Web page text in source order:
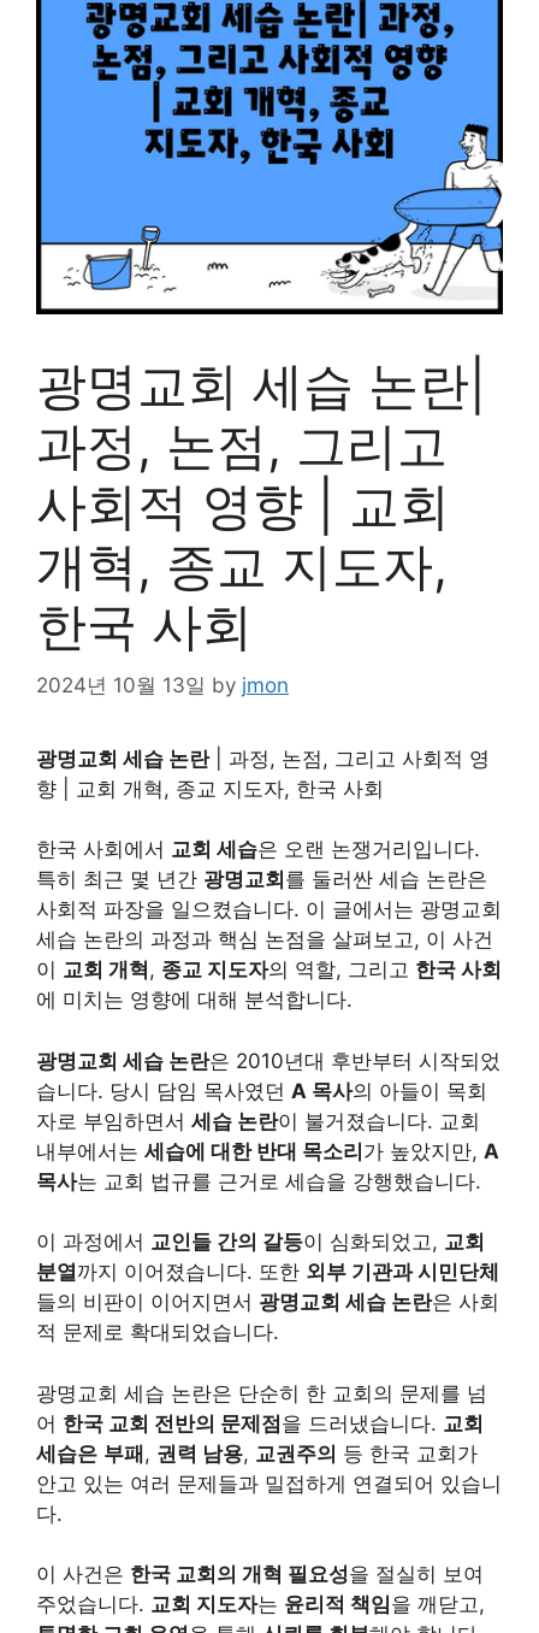
광명교회 세습 논란|
과정, 논점, 그리고
사회적 영향 | 교회
개혁, 종교 지도자,
한국 사회
2024년 10월 13일 by jmon
광명교회 세습 논란| 과정, 논점, 그리고 사회적 영
향 | 교회 개혁, 종교 지도자, 한국 사회
한국 사회에서 교회 세습은 오랜 논쟁거리입니다.
특히 최근 몇 년간 광명교회 를 둘러싼 세습 논란은
사회적 파장을 일으켰습니다. 이 글에서는 광명교회
세습 논란의 과정과 핵심 논점을 살펴보고, 이 사건
이 교회 개혁 , 종교 지도자의 역할, 그리고 한국 사회
에 미치는 영향에 대해 분석합니다.
광명교회 세습 논란은 2010년대 후반부터 시작되었
습니다. 당시 담임 목사였던 A 목사의 아들이 목회
자로 부임하면서 세습 논란이 불거졌습니다. 교회
내부에서는 세습에 대한 반대 목소리가 높았지만, A
목사는 교회 법규를 근거로 세습을 강행했습니다.
이 과정에서 교인들 간의 갈등이 심화되었고, 교회
분열까지 이어졌습니다. 또한 외부 기관과 시민단체
들의 비판이 이어지면서 광명교회 세습 논란은 사회
적 문제로 확대되었습니다.
광명교회 세습 논란은 단순히 한 교회의 문제를 넘
어 한국 교회 전반의 문제점을 드러냈습니다. 교회
세습은 부패, 권력 남용, 교권주의 등 한국 교회가
안고 있는 여러 문제들과 밀접하게 연결되어 있습니
다.
이 사건은 한국 교회의 개혁 필요성을 절실히 보여
주었습니다. 교회 지도자는 윤리적 책임을 깨닫고,